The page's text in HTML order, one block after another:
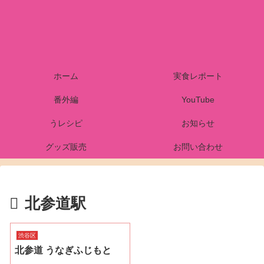
ホーム 実食レポート
番外編 YouTube
うレシピ お知らせ
グッズ販売 お問い合わせ
北参道駅
渋谷区
北参道 うなぎふじもと